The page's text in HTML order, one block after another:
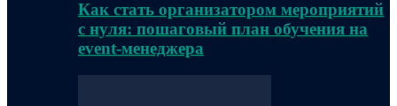
Как стать организатором мероприятий
с нуля: пошаговый план обучения на
event-менеджера